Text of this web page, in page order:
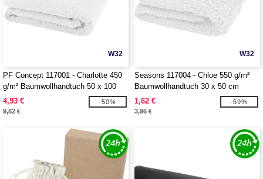
W32
PF Concept 117001 - Charlotte 450
g/m² Baumwollhandtuch 50 x 100
cm
4,93 €
9,82 €
-50%
W32
Seasons 117004 - Chloe 550 g/m²
Baumwollhandtuch 30 x 50 cm
1,62 €
3,96 €
-59%